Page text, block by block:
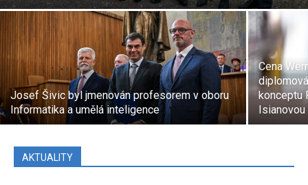
Josef Šivic byl jmenován profesorem v oboru
Informatika a umělá inteligence
Cena
konceptu
Isianovou
AKTUALITY